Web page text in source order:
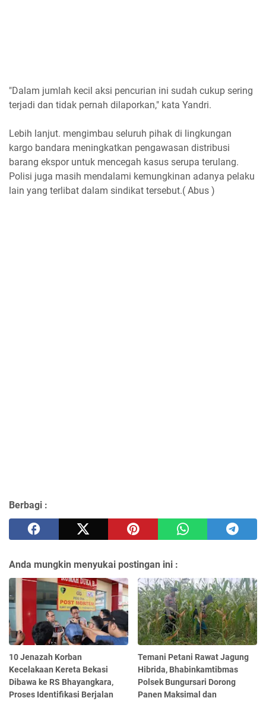
"Dalam jumlah kecil aksi pencurian ini sudah cukup sering
terjadi dan tidak pernah dilaporkan," kata Yandri.
Lebih lanjut. mengimbau seluruh pihak di lingkungan
kargo bandara meningkatkan pengawasan distribusi
barang ekspor untuk mencegah kasus serupa terulang.
Polisi juga masih mendalami kemungkinan adanya pelaku
lain yang terlibat dalam sindikat tersebut.( Abus )
Berbagi :
Anda mungkin menyukai postingan ini :
10 Jenazah Korban
Kecelakaan Kereta Bekasi
Dibawa ke RS Bhayangkara,
Proses Identifikasi Berjalan
Temani Petani Rawat Jagung
Hibrida, Bhabinkamtibmas
Polsek Bungursari Dorong
Panen Maksimal dan